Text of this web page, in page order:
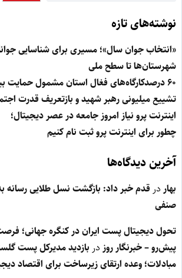
نوشته‌های تازه
«انتخاب جوان سال»؛ مسیری برای شناسایی
شهرستان‌ها تا سطح ملی
۶۰ درصدکارگاه‌های فغال استان مشمول حمایت بیمه‌ای دولت هستند
تشییع میلیونی رهبر شهید و بازتعریف قدرت
اینترنت پرو نیاز امروز جامعه در عصر دیجیتال؛
چطور برای اینترنت پرو ثبت نام کنیم
آخرین دیدگاه‌ها
بهاردر قدم خبر داد: بازگشت نسل طلایی
صنفی
تحول دیجیتال پست ایران در کنگره جهانی؛
پیش‌رو – خبرنگار روزدر بازدید مدیرکل پست
مبادلات؛ وعده ارتقای زیرساخت برای اقتصاد